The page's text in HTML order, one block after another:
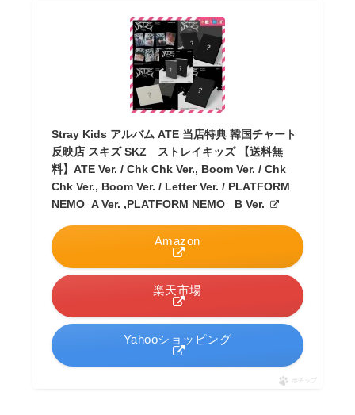
Stray Kids アルバム ATE 当店特典 韓国チャート
反映店 スキズ SKZ ストレイキッズ 【送料無
料】ATE Ver. / Chk Chk Ver., Boom Ver. / Chk
Chk Ver., Boom Ver. / Letter Ver. / PLATFORM
NEMO_A Ver. ,PLATFORM NEMO_ B Ver.
Amazon
楽天市場
Yahooショッピング
ポチップ